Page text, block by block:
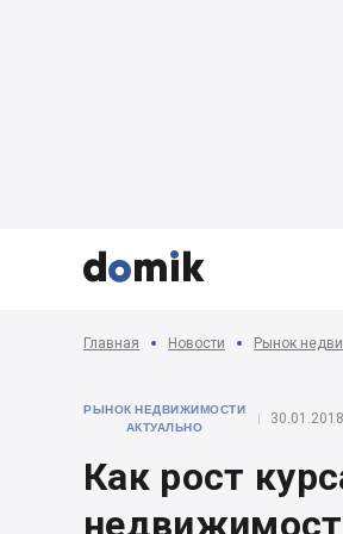



Главная Новости Рынок
РЫНОК НЕДВИЖИМОСТИ
АКТУАЛЬНО
30.01.2018
Как рост